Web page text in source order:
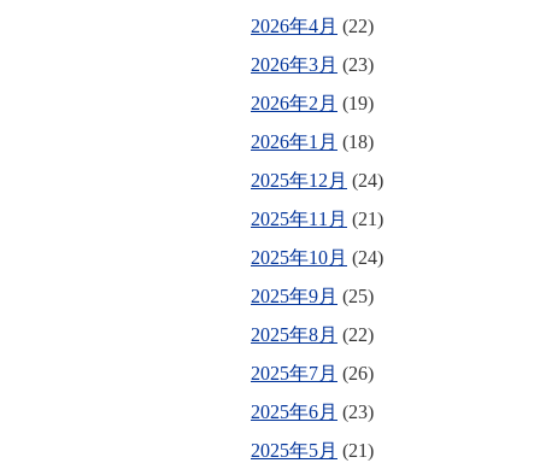
2026年4月 (22)
2026年3月 (23)
2026年2月 (19)
2026年1月 (18)
2025年12月 (24)
2025年11月 (21)
2025年10月 (24)
2025年9月 (25)
2025年8月 (22)
2025年7月 (26)
2025年6月 (23)
2025年5月 (21)